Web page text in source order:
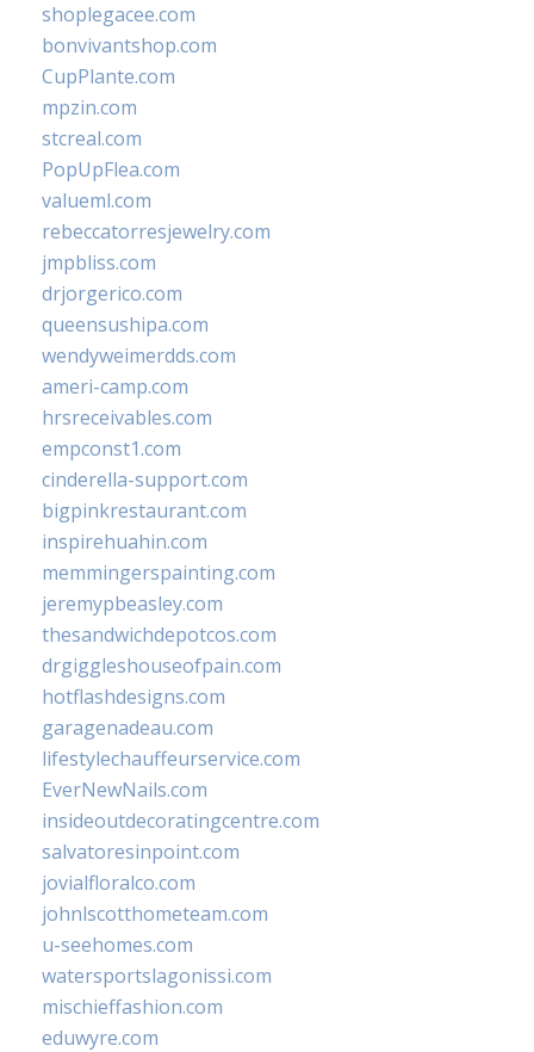
shoplegacee.com
bonvivantshop.com
CupPlante.com
mpzin.com
stcreal.com
PopUpFlea.com
valueml.com
rebeccatorresjewelry.com
jmpbliss.com
drjorgerico.com
queensushipa.com
wendyweimerdds.com
ameri-camp.com
hrsreceivables.com
empconst1.com
cinderella-support.com
bigpinkrestaurant.com
inspirehuahin.com
memmingerspainting.com
jeremypbeasley.com
thesandwichdepotcos.com
drgiggleshouseofpain.com
hotflashdesigns.com
garagenadeau.com
lifestylechauffeurservice.com
EverNewNails.com
insideoutdecoratingcentre.com
salvatoresinpoint.com
jovialfloralco.com
johnlscotthometeam.com
u-seehomes.com
watersportslagonissi.com
mischieffashion.com
eduwyre.com